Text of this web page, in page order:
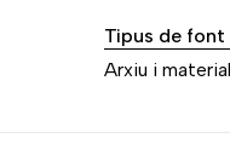
Tipus de
Arxiu i